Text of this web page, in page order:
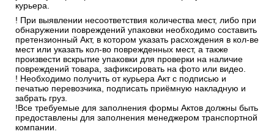
курьера.
! При выявлении несоответствия количества мест, либо при
обнаружении повреждений упаковки необходимо составить
претензионный Акт, в котором указать расхождения в кол-ве
мест или указать кол-во поврежденных мест, а также
произвести вскрытие упаковки для проверки на наличие
повреждений товара, зафиксировать на фото или видео.
! Необходимо получить от курьера Акт с подписью и
печатью перевозчика, подписать приёмную накладную и
забрать груз.
!Все требуемые для заполнения формы Актов должны быть
предоставлены для заполнения менеджером транспортной
компании.